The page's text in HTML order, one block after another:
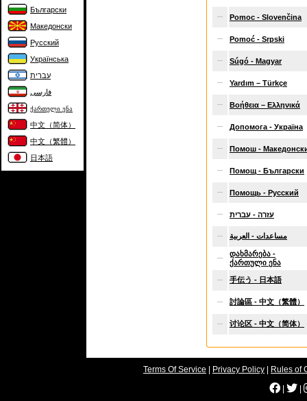
Български
Македонски
Русский
Українська
עברית
فارسی
ქართული ენა
中文（简体）
中文（繁體）
日本語
Pomoc - Slovenčina
Pomoć - Srpski
Súgó - Magyar
Yardım – Türkçe
Βοήθεια – Ελληνικά
Допомога - Україна
Помош -
Помощ - Български
Помощь - Русский
עזרה - עברית
مساعدات - العربية
დახმარება -
ქართული ენა
手伝う - 日本語
討論區 - 中文（繁體）
讨论区 - 中文（简体）
Terms Of Service Privacy Policy
Rules of